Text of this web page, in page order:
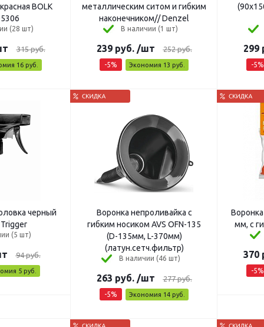
BOLK
(28 шт)
315руб.
16руб.
металлическим ситом и гибким
наконечником// Denzel
В наличии (1 шт)
239руб. /шт 252руб.
-5% Экономия 13 руб.
299
-5%
черный
(5 шт)
94руб.
5руб.
Воронка непроливайка с
гибким носиком AVS OFN-135
(D-135мм, L-370мм)
(латун.сетч.фильтр)
В наличии (46 шт)
263 руб. /шт 277руб.
-5% Экономия 14руб.
Воронка
370
-5%